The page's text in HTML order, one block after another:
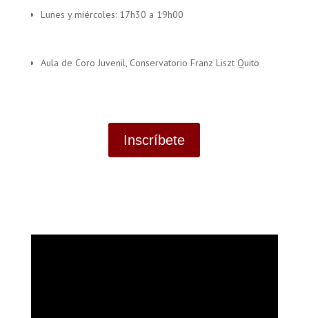
Lunes y miércoles: 17h30 a 19h00
Aula de Coro Juvenil, Conservatorio Franz Liszt Quito
Inscríbete